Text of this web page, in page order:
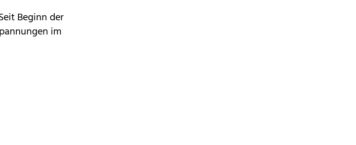
Beginn der
im